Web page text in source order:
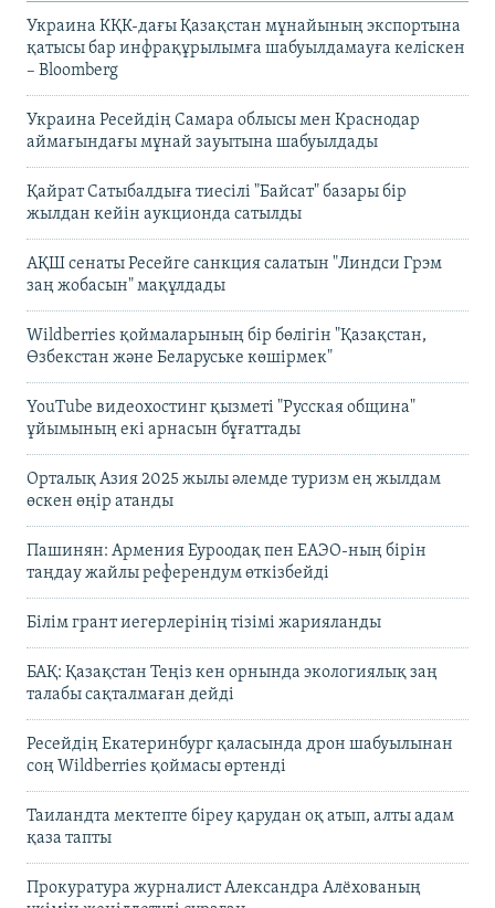
Украина КҚК-дағы Қазақстан мұнайының экспортына
қатысы бар инфрақұрылымға шабуылдамауға келіскен
– Bloomberg
Украина Ресейдің Самара облысы мен Краснодар
аймағындағы мұнай зауытына шабуылдады
Қайрат Сатыбалдыға тиесілі "Байсат" базары бір
жылдан кейін аукционда сатылды
АҚШ сенаты Ресейге санкция салатын "Линдси Грэм
заң жобасын" мақұлдады
Wildberries қоймаларының бір бөлігін "Қазақстан,
Өзбекстан және Беларуське көшірмек"
YouTube видеохостинг қызметі "Русская община"
ұйымының екі арнасын бұғаттады
Орталық Азия 2025 жылы әлемде туризм ең жылдам
өскен өңір атанды
Пашинян: Армения Еуроодақ пен ЕАЭО-ның бірін
таңдау жайлы референдум өткізбейді
Білім грант иегерлерінің тізімі жарияланды
БАҚ: Қазақстан Теңіз кен орнында экологиялық заң
талабы сақталмаған дейді
Ресейдің Екатеринбург қаласында дрон шабуылынан
соң Wildberries қоймасы өртенді
Таиландта мектепте біреу қарудан оқ атып, алты адам
қаза тапты
Прокуратура журналист Александра Алёхованың